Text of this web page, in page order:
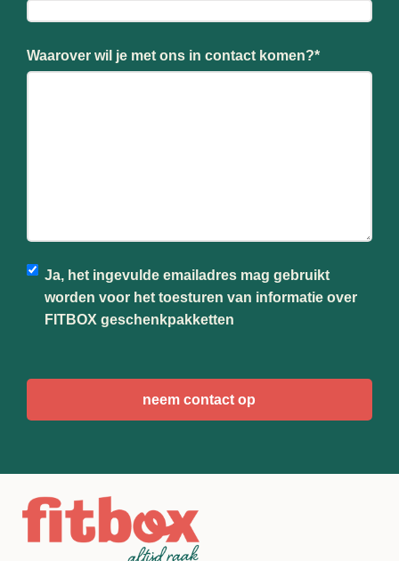
Waarover wil je met ons in contact komen?*
Ja, het ingevulde emailadres mag gebruikt
worden voor het toesturen van informatie over
FITBOX geschenkpakketten